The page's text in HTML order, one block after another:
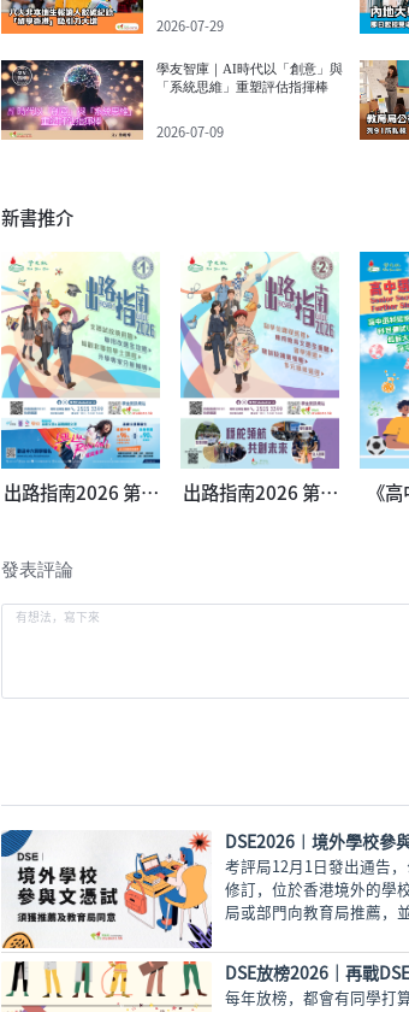
2026-07-29
學友智庫｜AI時代以「創意」與
「系統思維」重塑評估指揮棒
2026-07-09
新書推介
出路指南2026 第一
出路指南2026 第二
《
發表評論
DSE2026︱境外學校參
考評局12月1日發出通告
修訂，位於香港境外的學
局或部門向教育局推薦，
DSE放榜2026│再戰
每年放榜，都會有同學打